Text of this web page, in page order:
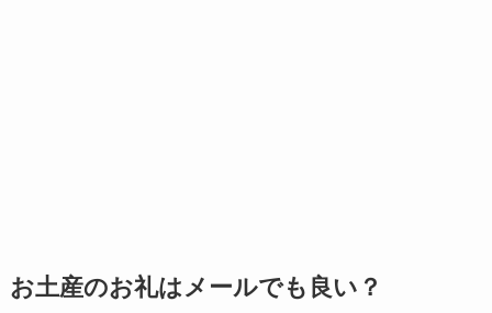
お土産のお礼はメールでも良い？